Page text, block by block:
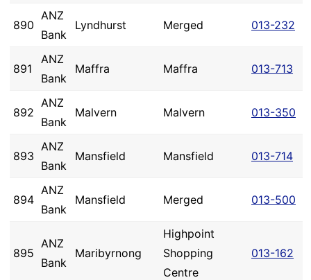
890
ANZ
Bank
Lyndhurst Merged 013-232
891
ANZ
Bank
Maffra Maffra 013-713
892
ANZ
Bank
Malvern Malvern 013-350
893
ANZ
Bank
Mansfield Mansfield 013-714
894
ANZ
Bank
Mansfield Merged 013-500
895
ANZ
Bank
Maribyrnong
Highpoint
Shopping
Centre
013-162